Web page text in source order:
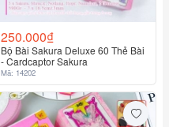
250.000₫
Bộ Bài Sakura Deluxe 60 Thẻ Bài
- Cardcaptor Sakura
Mã: 14202